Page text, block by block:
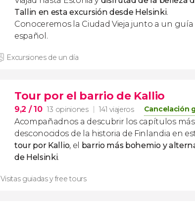
Tallin en esta excursión desde Helsinki.
Conoceremos la Ciudad Vieja junto a un guía
español.
Excursiones de un día
Tour por el barrio de Kallio
9,2 / 10 13 opiniones 141 viajeros Cancelación
Acompañadnos a descubrir los capítulos más
desconocidos de la historia de Finlandia en
tour por Kallio, el barrio más bohemio y
de Helsinki.
Visitas guiadas y free tours